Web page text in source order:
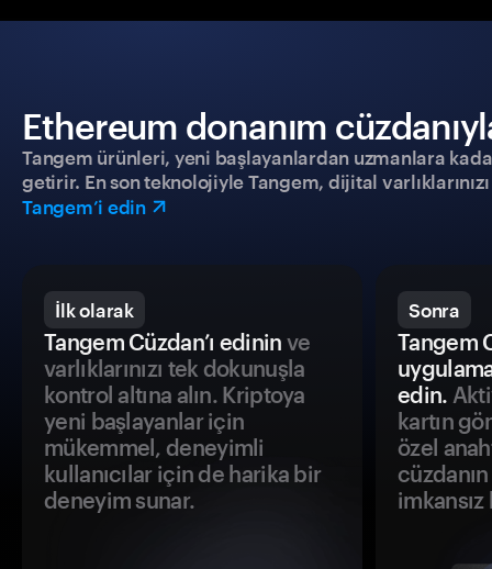
Ethereum donanım
Tangem ürünleri, yeni başlayanlardan uzmanlara
getirir. En son teknolojiyle Tangem, dijital
Tangem’i edin
İlk olarak
Tangem Cüzdan’ı edinin ve
varlıklarınızı tek dokunuşla
kontrol altına alın. Kriptoya
yeni başlayanlar için
mükemmel, deneyimli
kullanıcılar için de harika bir
deneyim sunar.
Sonra
Tangem
edin.
kartın
özel